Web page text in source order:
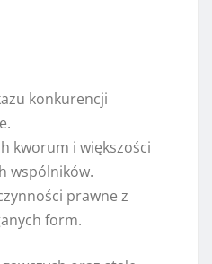
konkurencji
kworum i większości
wspólników.
prawne z
form.